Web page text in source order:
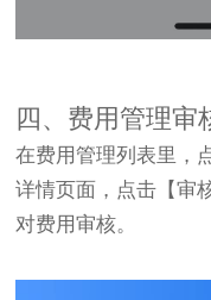
四、费用管理审
在费用管理列表里，
详情页面，点击【审
对费用审核。